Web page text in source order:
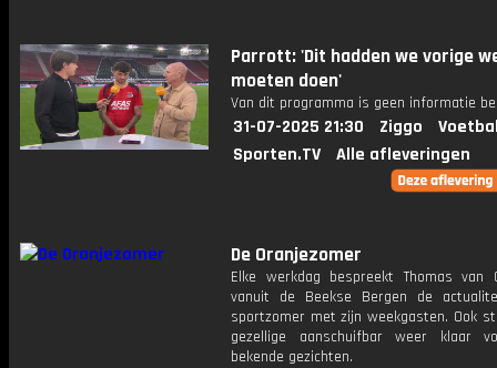
Parrott: 'Dit hadden we vorige
moeten doen'
Van dit programma is geen informatie
31-07-2025 21:30 Ziggo
Sporten.TV
Alle afleveringen
De Oranjezomer
Elke werkdag bespreekt Thomas van
vanuit de Beekse Bergen de
sportzomer met zijn weekgasten. Ook
gezellige aanschuifbar weer klaar
bekende gezichten.